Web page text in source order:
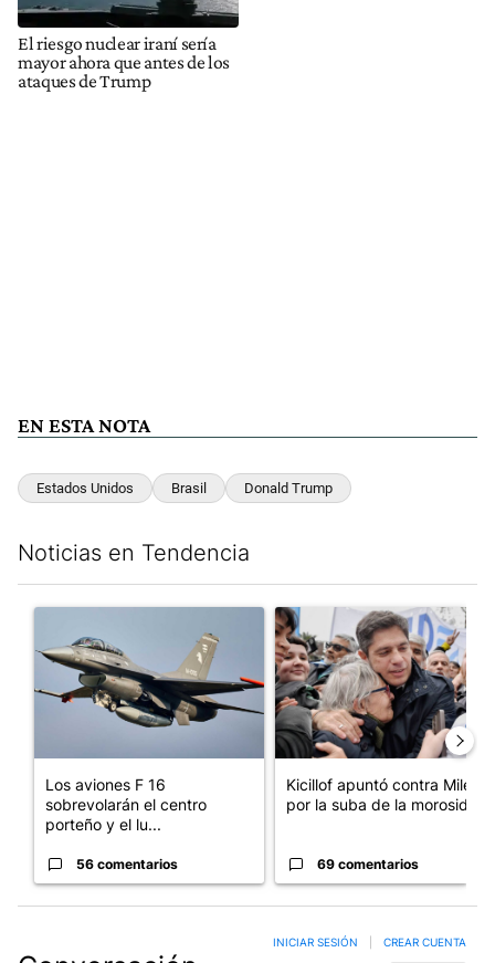
El riesgo nuclear iraní sería
mayor ahora que antes de los
ataques de Trump
EN ESTA NOTA
Estados Unidos Brasil Donald Trump
Noticias en Tendencia
Un artículo de tendencia con el título "Los aviones F 16
Los aviones F 16
sobrevolarán el centro
porteño y el lu...
56 comentarios
Un artículo de tendencia con
Kicillof apuntó contra Milei
por la suba de la morosida...
69 comentarios
INICIAR SESIÓN CREAR CUENTA